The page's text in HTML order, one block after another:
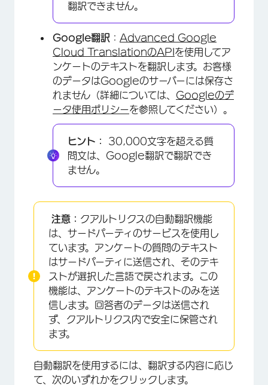
翻訳できません。
Google翻訳 ： Advanced Google
Cloud TranslationのAPI を使用してア
ンケートのテキストを翻訳します。お客様
のデータはGoogleのサーバーには保存さ
れません（詳細については、 Googleのデ
ータ使用ポリシーを参照してください）。
ヒント： 30,000文字を超える質
問文は、Google翻訳で翻訳でき
ません。
注意： クアルトリクスの自動翻訳機能
は、サードパーティのサービスを使用し
ています。アンケートの質問のテキスト
はサードパーティに送信され、そのテキ
ストが選択した言語で戻されます。この
機能は、アンケートのテキストのみを送
信します。回答者のデータは送信され
ず、クアルトリクス内で安全に保管され
ます。
自動翻訳を使用するには、翻訳する内容に応じ
て、次のいずれかをクリックします。